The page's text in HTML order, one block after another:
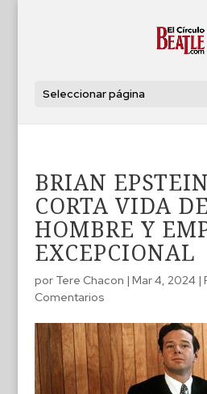
Seleccionar página
BRIAN
CORTA VIDA
HOMBRE Y
EXCEPCIONAL
por Tere Chacon | Mar 4, 2024|
Comentarios